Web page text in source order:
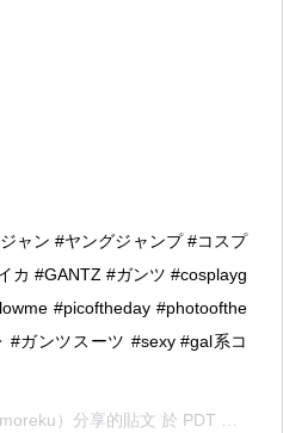
ャン #ヤングジャンプ #コスプ
カ #GANTZ #ガンツ #cosplayg
#picoftheday #photoofthe
#ガンツスーツ #sexy #gal系コ
）分享的貼文 於 PDT 2019 年 7月 月 14 日 下午 4:39 張貼